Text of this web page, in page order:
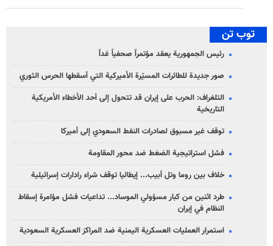
توب تن
رئيس الجمهورية يعقد مؤتمراً صحفياً غداً
صور جديدة للطائرات المسيّرة الأميركية التي أسقطها الحرس الثوري
التلغراف: الحرب على إيران قد تتحول إلى أحد الأخطاء الأمريكية
التاريخية
توقف غير مسبوق لصادرات النفط السعودي إلى أميركا
فشل استراتيجية الضغط ضد محور المقاومة
خلاف بين روما وتل أبيب... إيطاليا توقف شراء رادارات إسرائيلية
طرد اثنين من كبار مسؤولي الموساد... تداعيات فشل مؤامرة إسقاط
النظام في إيران
استمرار العمليات العسكرية اليمنية ضد المراكز العسكرية السعودية